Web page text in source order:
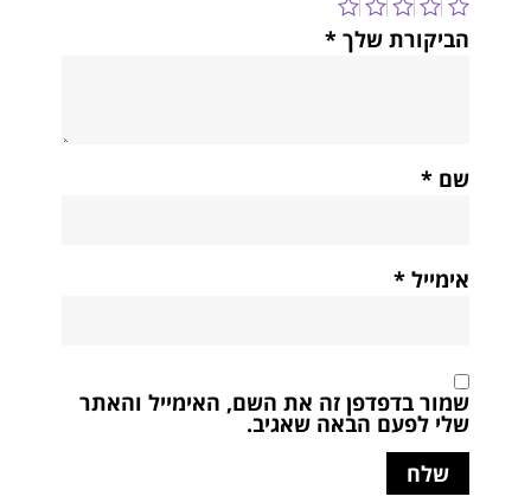
הביקורת שלך *
שם *
אימייל *
שמור בדפדפן זה את השם, האימייל והאתר
שלי לפעם הבאה שאגיב.